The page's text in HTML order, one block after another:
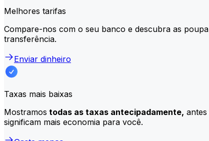
Melhores tarifas
Compare-nos com o seu banco e descubra as
transferência.
Enviar dinheiro
Taxas mais baixas
Mostramos todas as taxas antecipadamente,
significam mais economia para você.